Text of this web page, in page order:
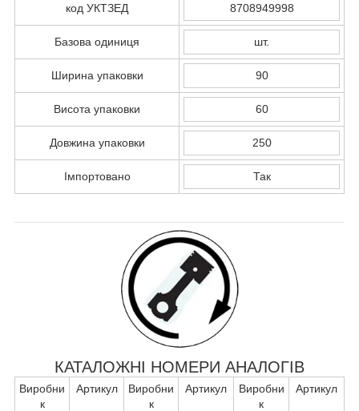
код УКТЗЕД 8708949998
Базова одиниця шт.
Ширина упаковки 90
Висота упаковки 60
Довжина упаковки 250
Імпортовано Так
КАТАЛОЖНІ НОМЕРИ АНАЛОГІВ
Виробни
к
Артикул
Виробни
к
Артикул
Виробни
к
Артикул